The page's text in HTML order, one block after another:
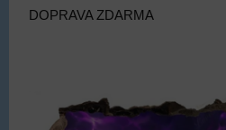
DOPRAVA ZDARMA